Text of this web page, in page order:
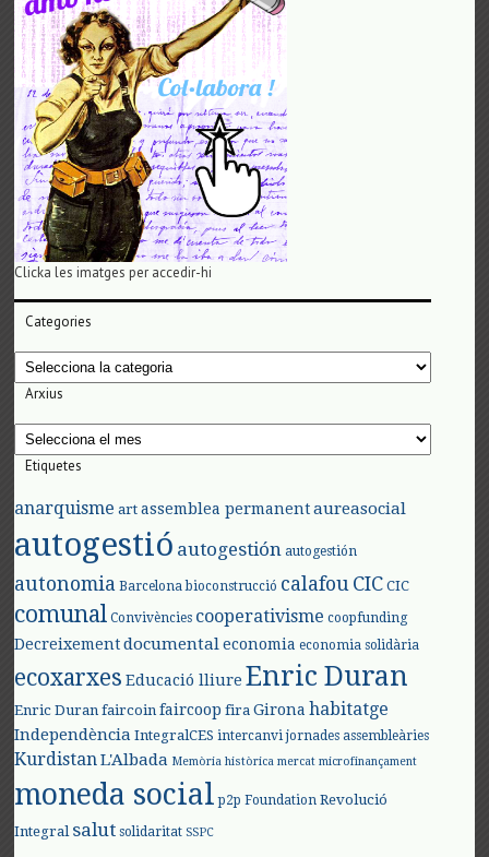
Clicka les imatges per accedir-hi
Categories
Categories
Arxius
Arxius
Etiquetes
anarquisme art assemblea permanent aureasocial
autogestió autogestión autogestión
autonomia Barcelona bioconstrucció calafouCIC CIC
comunal Convivències cooperativisme coopfunding
Decreixement documental economia economia solidària
ecoxarxes Educació lliure Enric Duran
Enric Duran faircoin faircoop fira Girona habitatge
Independència IntegralCES intercanvi jornades assembleàries
KurdistanL'Albada Memòria històrica mercat microfinançament
moneda social p2p Foundation Revolució
Integral salut solidaritat SSPC